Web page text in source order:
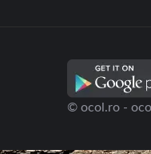
© ocol.ro -